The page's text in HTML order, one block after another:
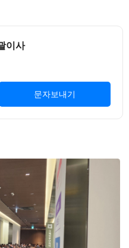
이사
문자보내기